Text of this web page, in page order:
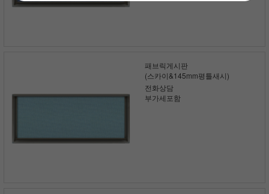
패브릭게시판
(스카이&145mm평틀새시)
전화상담
부가세포함